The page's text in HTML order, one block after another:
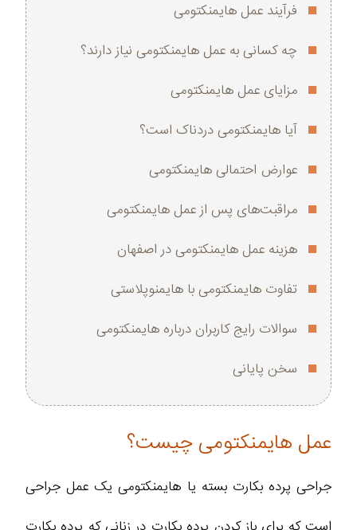
فرآیند عمل هایمنکتومی
چه کسانی به عمل هایمنکتومی نیاز دارند؟
مزایای عمل هایمنکتومی
آیا هایمنکتومی دردناک است؟
عوارض احتمالی هایمنکتومی
مراقبت‌های پس از عمل هایمنکتومی
هزینه عمل هایمنکتومی در اصفهان
تفاوت هایمنکتومی با هایمنوپلاستی
سوالات رایج کاربران درباره هایمنکتومی
سخن پایانی
عمل هایمنکتومی چیست؟
جراحی پرده بکارت بسته یا هایمنکتومی یک عمل جراحی